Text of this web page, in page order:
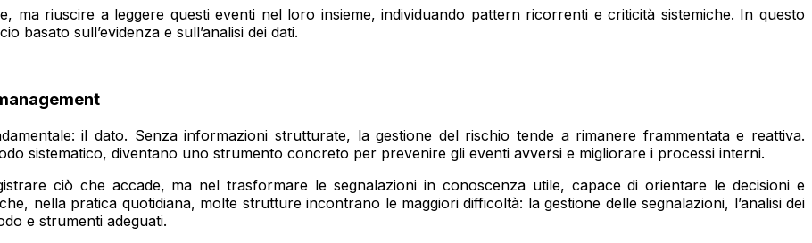
ma riuscire a leggere questi eventi nel loro insieme, individuando pattern ricorrenti e criticità sistemiche. In questo
basato sull’evidenza e sull’analisi dei dati.
il dato. Senza informazioni strutturate, la gestione del rischio tende a rimanere frammentata e reattiva.
sistematico, diventano uno strumento concreto per prevenire gli eventi avversi e migliorare i processi interni.
ciò che accade, ma nel trasformare le segnalazioni in conoscenza utile, capace di orientare le decisioni e
nella pratica quotidiana, molte strutture incontrano le maggiori difficoltà: la gestione delle segnalazioni, l’analisi dei
e strumenti adeguati.